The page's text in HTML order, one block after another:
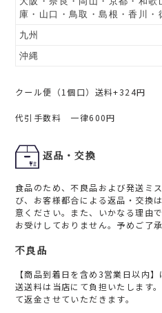
庫・山口・鳥取・島根・香川・
九州
沖縄
クール便（1個口）送料+324円
代引手数料 一律600円
返品・交換
食品のため、不良品および発送ミ
び、お客様都合による返品・交換
意ください。また、いかなる理由
お受けしておりません。予めご了承
不良品
【商品到着日を含め3営業日以内
送送料は当店にて負担いたします
て返金させていただきます。